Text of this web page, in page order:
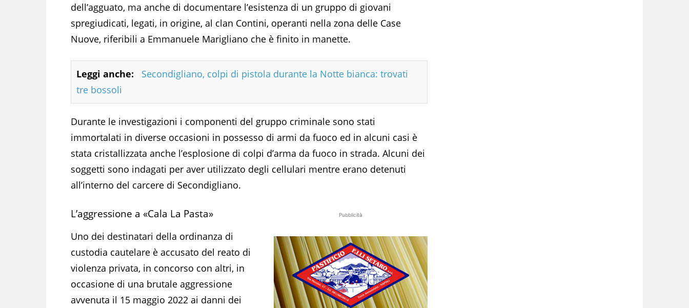
dell’agguato, ma anche di documentare l’esistenza di un gruppo di giovani
spregiudicati, legati, in origine, al clan Contini, operanti nella zona delle Case
Nuove, riferibili a Emmanuele Marigliano che è finito in manette.
Leggi anche:
Secondigliano, colpi di pistola durante la Notte bianca: trovati
tre bossoli
Durante le investigazioni i componenti del gruppo criminale sono stati
immortalati in diverse occasioni in possesso di armi da fuoco ed in alcuni casi è
stata cristallizzata anche l’esplosione di colpi d’arma da fuoco in strada. Alcuni dei
soggetti sono indagati per aver utilizzato degli cellulari mentre erano detenuti
all’interno del carcere di Secondigliano.
Pubblicità
L’aggressione a «Cala La Pasta»
Uno dei destinatari della ordinanza di
custodia cautelare è accusato del reato di
violenza privata, in concorso con altri, in
occasione di una brutale aggressione
avvenuta il 15 maggio 2022 ai danni dei